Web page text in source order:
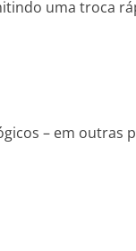
uma troca
– em outras